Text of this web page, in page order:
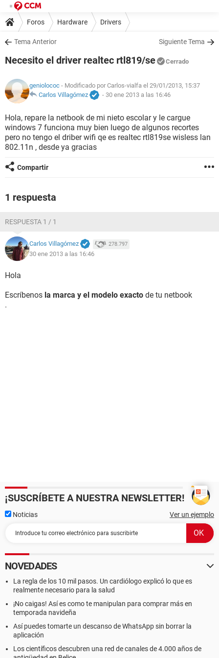
Foros Hardware Drivers
Tema Anterior Siguiente Tema
Necesito el driver realtec rtl819/se Cerrado
geniolococ - Modificado por Carlos-vialfa el 29/01/2013, 15:37
Carlos Villagómez
- 30 ene 2013 a las 16:46
Hola, repare la netbook de mi nieto escolar y le cargue
windows 7 funciona muy bien luego de algunos recortes
pero no tengo el driber wifi qe es realtec rtl819se wisless lan
802.11n , desde ya gracias
Compartir
1 respuesta
RESPUESTA 1 / 1
Carlos Villagómez 278.797
30 ene 2013 a las 16:46
Hola
Escríbenos la marca y el modelo exacto de tu netbook
.
¡SUSCRÍBETE A NUESTRA NEWSLETTER!
Noticias Ver un ejemplo
NOVEDADES
La regla de los 10 mil pasos. Un cardiólogo explicó lo que es
realmente necesario para la salud
¡No caigas! Así es como te manipulan para comprar más en
temporada navideña
Así puedes tomarte un descanso de WhatsApp sin borrar la
aplicación
Los científicos descubren una red de canales de 4.000 años de